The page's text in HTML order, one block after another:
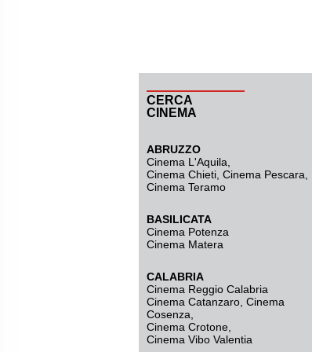
CERCA
CINEMA
ABRUZZO
Cinema L'Aquila
Cinema Chieti, Cinema Pescara,
Cinema Teramo
BASILICATA
Cinema Potenza
Cinema Matera
CALABRIA
Cinema Reggio Calabria
Cinema Catanzaro Cinema
Cosenza
Cinema Crotone
Cinema Vibo Valentia